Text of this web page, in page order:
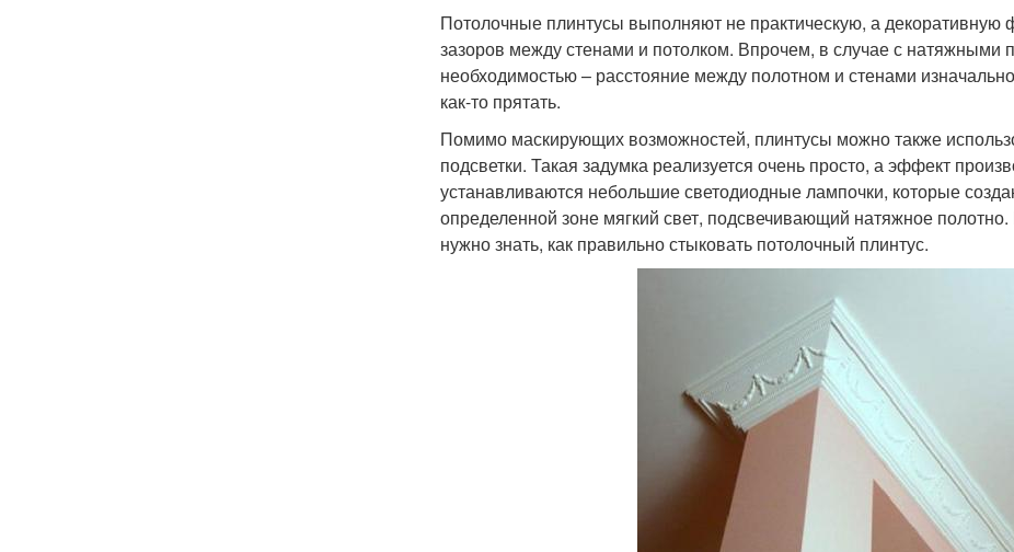
Потолочные плинтусы выполняют не практическую, а декоративную
зазоров между стенами и потолком. Впрочем, в случае с натяжными
необходимостью – расстояние между полотном и стенами
как-то прятать.
Помимо маскирующих возможностей, плинтусы можно также
подсветки. Такая задумка реализуется очень просто, а эффект
устанавливаются небольшие светодиодные лампочки, которые
определенной зоне мягкий свет, подсвечивающий натяжное
нужно знать, как правильно стыковать потолочный плинтус.